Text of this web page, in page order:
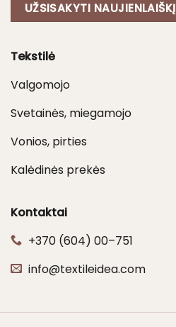
UŽSISAKYTI NAUJIENLAIŠKĮ
Tekstilė
Valgomojo
Svetainės, miegamojo
Vonios, pirties
Kalėdinės prekės
Kontaktai
+370 (604) 00–751
info@textileidea.com